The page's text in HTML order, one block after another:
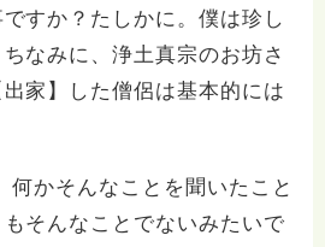
すか？たしかに。僕は珍し
なみに、浄土真宗のお坊さ
家】した僧侶は基本的には
何かそんなことを聞いたこと
そんなことでないみたいで